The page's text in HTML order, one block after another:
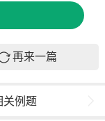
掌握折射和反射
简单透镜的作图
再来一篇
关例题